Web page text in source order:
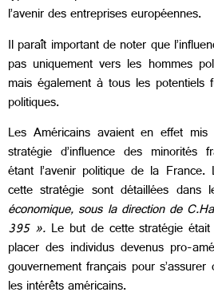
l’avenir des entreprises européennes.
Il paraît important de noter que
pas uniquement vers les hommes
mais également à tous les potentiels
politiques.
Les Américains avaient en effet
stratégie d’influence des minorités
étant l’avenir politique de la
cette stratégie sont détaillées dans
économique, sous la direction de
395 ».Le but de cette stratégie était
placer des individus devenus pro-
gouvernement français pour
les intérêts américains.